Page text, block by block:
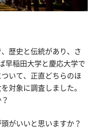
歴史と伝統があり、さ
早稲田大学と慶応大学で
いて、正直どちらのほ
対象に調査しました。
がいいと思いますか？